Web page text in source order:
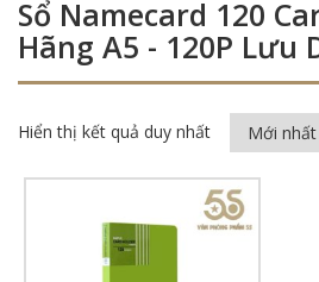
Sổ Namecard 120
Hãng A5 - 120P Lưu
Hiển thị kết quả duy nhất